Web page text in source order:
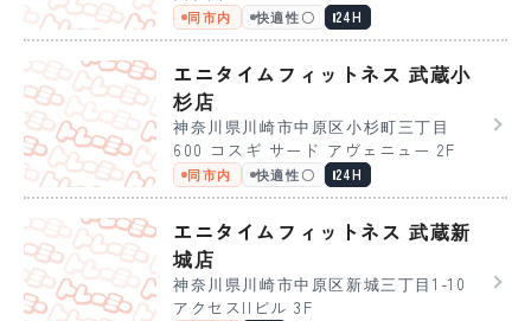
同市内 快適性〇 24H
エニタイムフィットネス 武蔵小
杉店
神奈川県川崎市中原区小杉町三丁目
600 コスギ サード アヴェニュー 2F
同市内 快適性〇 24H
エニタイムフィットネス 武蔵新
城店
神奈川県川崎市中原区新城三丁目1-10
アクセスIIビル 3F